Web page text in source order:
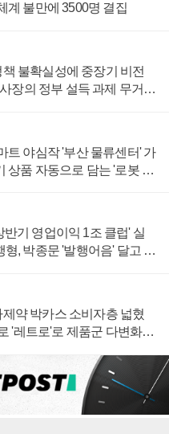
계 불만에 3500명 결집
불확실성에 중장기 비전
장의 정부 설득 과제 무거워
트 야심작 '부산 물류센터' 가
상품 자동으로 담는 '로봇 40
반기 영업이익 1조 클럽' 실
형, 박종문 '발행어음' 달고 연
약 박카스 소비자층 넓혔
'레트로'로 제품군 다변화